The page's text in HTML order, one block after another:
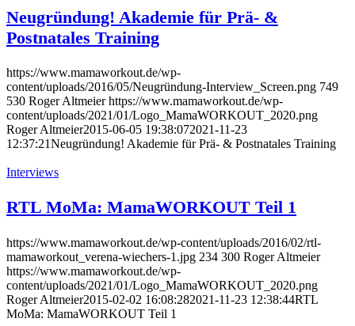
Neugründung! Akademie für Prä- &
Postnatales Training
https://www.mamaworkout.de/wp-
content/uploads/2016/05/Neugründung-Interview_Screen.png 749
530 Roger Altmeier https://www.mamaworkout.de/wp-
content/uploads/2021/01/Logo_MamaWORKOUT_2020.png
Roger Altmeier2015-06-05 19:38:072021-11-23
12:37:21Neugründung! Akademie für Prä- & Postnatales Training
Interviews
RTL MoMa: MamaWORKOUT Teil 1
https://www.mamaworkout.de/wp-content/uploads/2016/02/rtl-
mamaworkout_verena-wiechers-1.jpg 234 300 Roger Altmeier
https://www.mamaworkout.de/wp-
content/uploads/2021/01/Logo_MamaWORKOUT_2020.png
Roger Altmeier2015-02-02 16:08:282021-11-23 12:38:44RTL
MoMa: MamaWORKOUT Teil 1